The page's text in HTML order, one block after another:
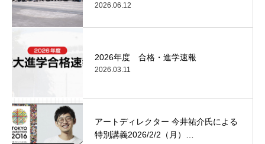
2026.06.12
2026年度 合格・進学速報
2026.03.11
アートディレクター 今井祐介氏による
特別講義2026/2/2（月）…